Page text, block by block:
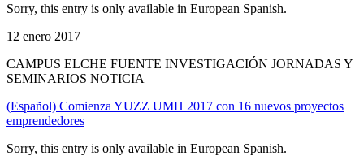
Sorry, this entry is only available in European Spanish.
12 enero 2017
CAMPUS ELCHE FUENTE INVESTIGACIÓN JORNADAS Y
SEMINARIOS NOTICIA
(Español) Comienza YUZZ UMH 2017 con 16 nuevos proyectos
emprendedores
Sorry, this entry is only available in European Spanish.